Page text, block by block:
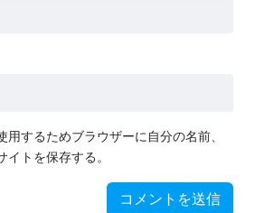
用するためブラウザーに自分の名前、
イトを保存する。